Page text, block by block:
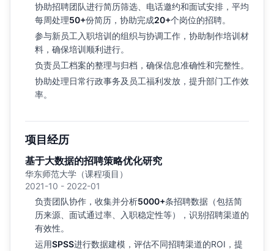
协助招聘团队进行简历筛选、电话邀约和面试安排，平均
每周处理50+份简历，协助完成20+个岗位的招聘。
参与新员工入职培训的组织与协调工作，协助制作培训材
料，确保培训顺利进行。
负责员工档案的整理与归档，确保信息准确性和完整性。
协助处理日常行政事务及员工福利发放，提升部门工作效
率。
项目经历
基于大数据的招聘策略优化研究
华东师范大学（课程项目）
2021-10 - 2022-01
负责团队协作，收集并分析5000+条招聘数据（包括简
历来源、面试通过率、入职稳定性等），识别招聘渠道的
有效性。
运用SPSS进行数据建模，评估不同招聘渠道的ROI，提